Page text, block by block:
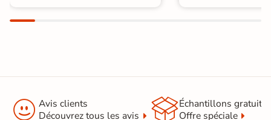
 Avis clients
Découvrez tous les avis
Échantillons gratuit
Offre spéciale